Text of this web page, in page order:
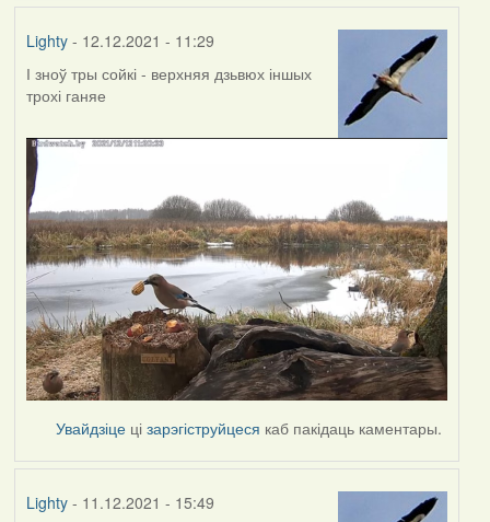
Lighty- 12.12.2021 - 11:29
І зноў тры сойкі - верхняя дзьвюх іншых
трохі ганяе
Увайдзіце цізарэгіструйцеся каб пакідаць каментары.
Lighty- 11.12.2021 - 15:49